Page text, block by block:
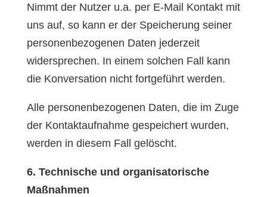
Nimmt der Nutzer u.a. per E-Mail Kontakt mit
uns auf, so kann er der Speicherung seiner
personenbezogenen Daten jederzeit
widersprechen. In einem solchen Fall kann
die Konversation nicht fortgeführt werden.
Alle personenbezogenen Daten, die im Zuge
der Kontaktaufnahme gespeichert wurden,
werden in diesem Fall gelöscht.
6. Technische und organisatorische
Maßnahmen